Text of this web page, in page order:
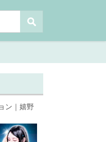
ン｜嬉野